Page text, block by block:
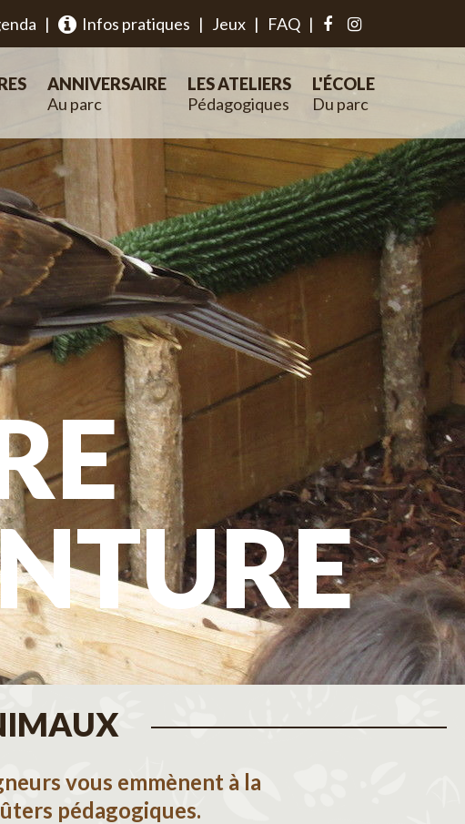
| Infos pratiques | Jeux | FAQ |
ANNIVERSAIRE
Au parc
LES ATELIERS
Pédagogiques
L'ÉCOLE
Du parc
vous emmènent à la
pédagogiques.